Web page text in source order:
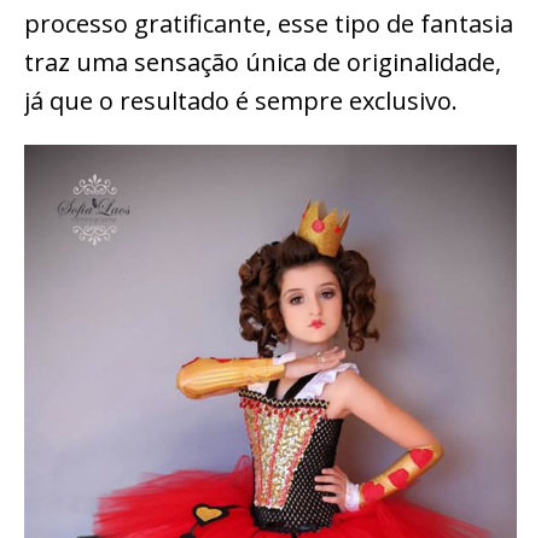
processo gratificante, esse tipo de fantasia
traz uma sensação única de originalidade,
já que o resultado é sempre exclusivo.